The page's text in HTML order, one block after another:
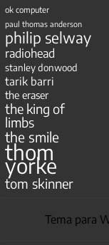
ok computer
paul thomas anderson
philip selway
radiohead
stanley donwood
tarik barri
the eraser
the king of
limbs
the smile
thom
yorke
tom skinner
Tema para